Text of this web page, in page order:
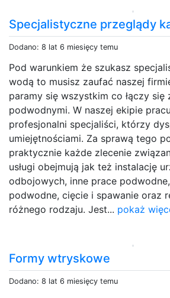
Specjalistyczne przeglądy
Dodano: 8 lat 6 miesięcy temu
Pod warunkiem że szukasz
wodą to musisz zaufać naszej
paramy się wszystkim co łączy się
podwodnymi. W naszej ekipie
profesjonalni specjaliści, którzy
umiejętnościami. Za sprawą tego
praktycznie każde zlecenie
usługi obejmują jak też instalację
odbojowych, inne prace
podwodne, cięcie i spawanie oraz
różnego rodzaju. Jest... pokaż
Formy wtryskowe
Dodano: 8 lat 6 miesięcy temu